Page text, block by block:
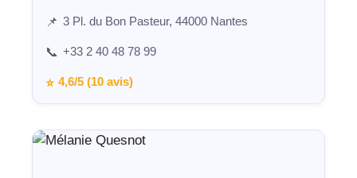
📌 3 Pl. du Bon Pasteur, 44000 Nantes
📞 +33 2 40 48 78 99
⭐ 4,6/5 (10 avis)